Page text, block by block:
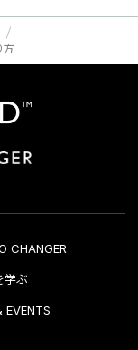
方
CHANGER
学ぶ
EVENTS